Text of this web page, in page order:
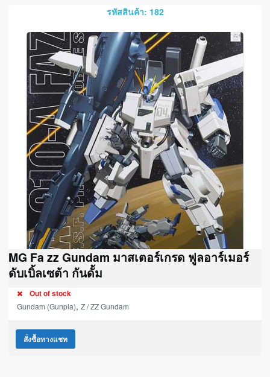
รหัสสินค้า: 182
MG Fa zz Gundam มาสเตอร์เกรด ฟูลอาร์เมอร์
ดับเบิ้ลเซต้า กันดั้ม
Out of stock
Gundam (Gunpla), Z / ZZ Gundam
สั่งซื้อทางแชท